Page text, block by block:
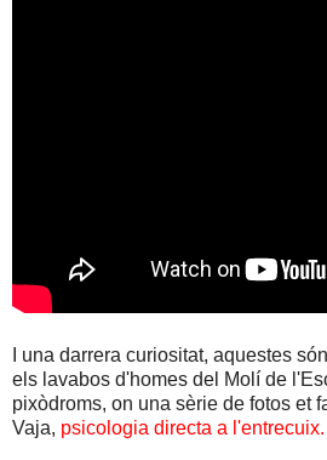
I una darrera curiositat, aquestes
els lavabos d'homes del Molí de
pixòdroms, on una sèrie de fotos et
Vaja, psicologia directa a